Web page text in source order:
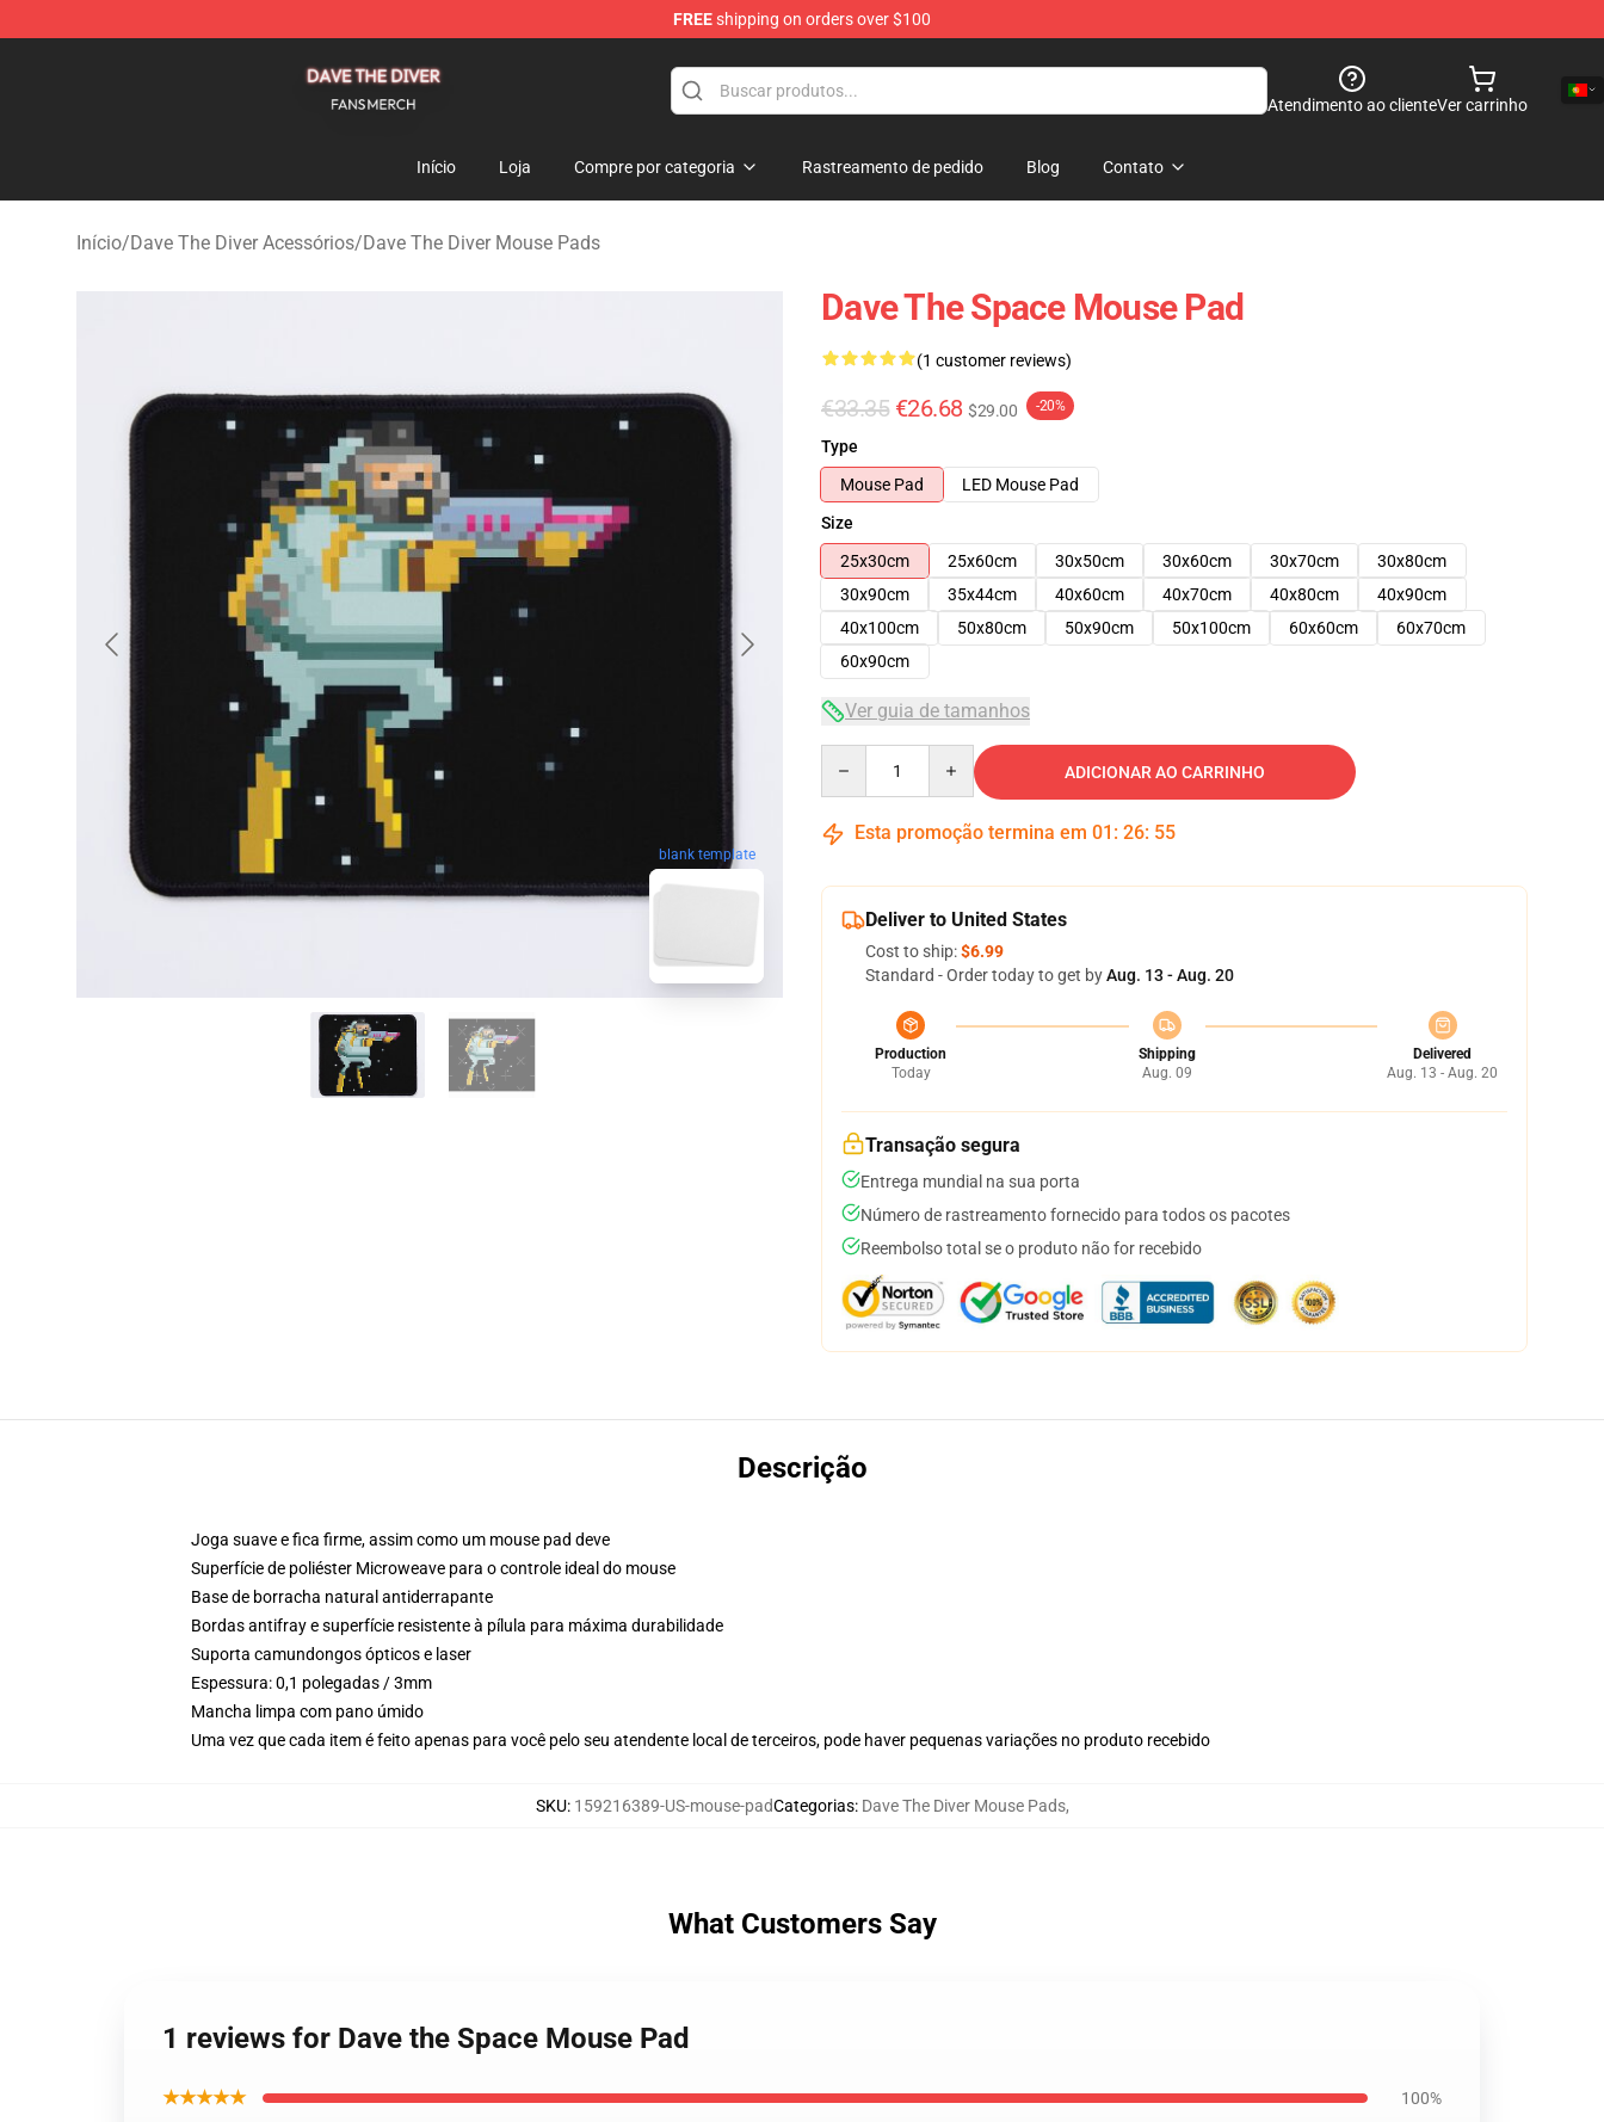
FREEshipping on orders over $100
Atendimento ao clienteVer carrinho
Início Loja Compre por categoria Rastreamento de pedido Blog Contato
Início/Dave The Diver Acessórios/Dave The Diver Mouse Pads
blank template
Dave The Space Mouse Pad
(1 customer reviews)
€33.35 €26.68 $29.00 -20%
Type
Mouse Pad
LED Mouse Pad
Size
25x30cm
25x60cm 30x50cm 30x60cm 30x70cm
30x80cm
30x90cm
35x44cm 40x60cm 40x70cm 40x80cm
40x90cm
40x100cm
50x80cm 50x90cm 50x100cm 60x60cm
60x70cm
60x90cm
Ver guia de tamanhos
ADICIONAR AO CARRINHO
Esta promoção termina em 01 : 26: 54
Deliver to United States
Cost to ship:$6.99
Standard - Order today to get byAug. 13 - Aug. 20
Production
Today
Shipping
Aug. 09
Delivered
Aug. 13 - Aug. 20
Transação segura
Entrega mundial na sua porta
Número de rastreamento fornecido para todos os pacotes
Reembolso total se o produto não for recebido
Descrição
Joga suave e fica firme, assim como um mouse pad deve
Superfície de poliéster Microweave para o controle ideal do mouse
Base de borracha natural antiderrapante
Bordas antifray e superfície resistente à pílula para máxima durabilidade
Suporta camundongos ópticos e laser
Espessura: 0,1 polegadas / 3mm
Mancha limpa com pano úmido
Uma vez que cada item é feito apenas para você pelo seu atendente local de terceiros, pode haver pequenas variações no produto recebido
SKU: 159216389-US-mouse-padCategorias: Dave The Diver Mouse Pads,
What Customers Say
1 reviews for Dave the Space Mouse Pad
★★★★★ 100%